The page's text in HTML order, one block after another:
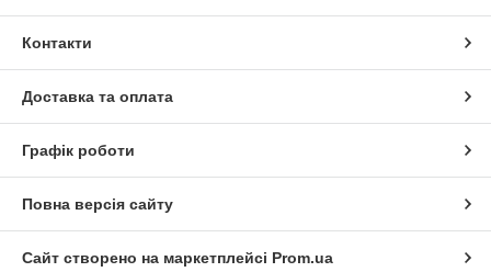
Контакти
Доставка та оплата
Графік роботи
Повна версія сайту
Сайт створено на маркетплейсі Prom.ua